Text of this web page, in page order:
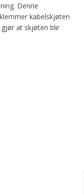
Denne
kabelskjøten
at skjøten blir